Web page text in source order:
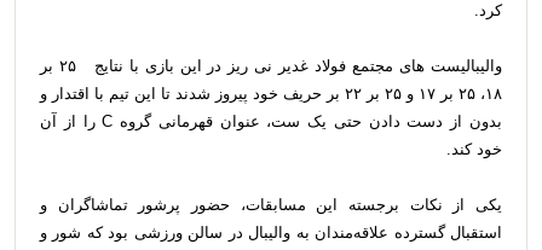
کرد.
والیبالیست های مجتمع فولاد غدیر نی ریز در این بازی با نتایج ۲۵ بر
۱۸، ۲۵ بر ۱۷ و ۲۵ بر ۲۲ بر حریف خود پیروز شدند تا این تیم با اقتدار و
بدون از دست دادن حتی یک ست، عنوان قهرمانی گروه C را از آن
خود کند.
یکی از نکات برجسته این مسابقات، حضور پرشور تماشاگران و
استقبال گسترده علاقه‌مندان به والیبال در سالن ورزشی بود که شور و